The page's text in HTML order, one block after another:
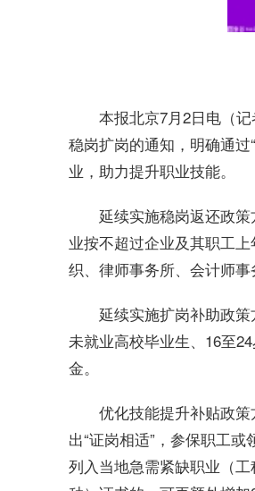
本报北京7月2日电（
稳岗扩岗的通知，明确通
业，助力提升职业技能。
延续实施稳岗返还政
业按不超过企业及其职工
织、律师事务所、会计师事
延续实施扩岗补助政
未就业高校毕业生、16至
金。
优化技能提升补贴政
出“证岗相适”，参保职工
列入当地急需紧缺职业（